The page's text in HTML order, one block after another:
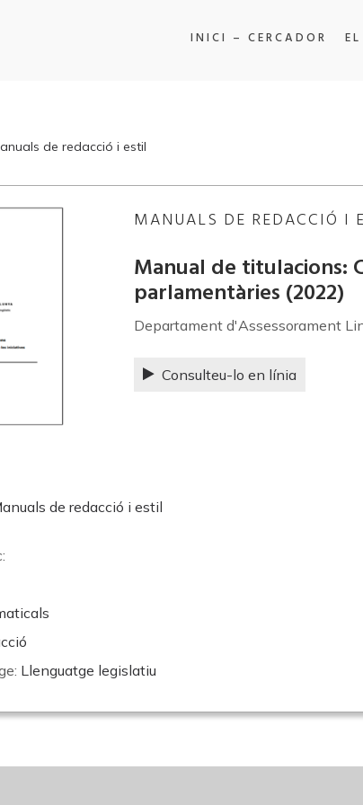
INICI – CERCADOR
de redacció i estil
MANUALS DE REDACCIÓ I
Manual de titulacions:
parlamentàries (2022)
Departament d'Assessorament
Consulteu-lo en línia
de redacció i estil
Llenguatge legislatiu